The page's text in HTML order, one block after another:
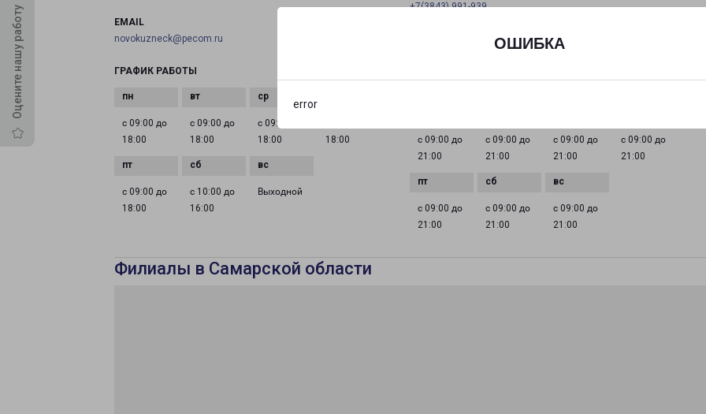
ОШИБКА
error
Оцените нашу работу
EMAIL
novokuzneck@pecom.ru
ГРАФИК РАБОТЫ
с 09:00 до
18:00
с 09:00 до
18:00
с 09:00 до
18:00
18:00
с 09:00 до
18:00
с 10:00 до
16:00
Выходной
+7(3843) 991-939
с 09:00 до
21:00
с 09:00 до
21:00
с 09:00 до
21:00
с 09:00 до
21:00
с 09:00 до
21:00
с 09:00 до
21:00
с 09:00 до
21:00
Филиалы в Самарской области